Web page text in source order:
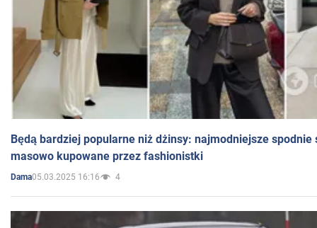
Będą bardziej popularne niż dżinsy: najmodniejsze spodnie
masowo kupowane przez fashionistki
Dama05.03.2025 16:16 4